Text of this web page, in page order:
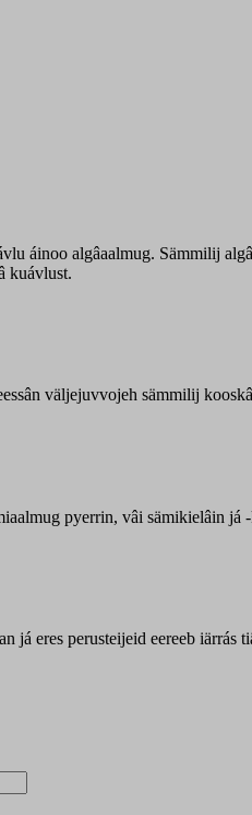
áinoo algâaalmug. Sämmilij
kuávlust.
väljejuvvojeh sämmilij
pyerrin, vâi sämikielâin
já eres perusteijeid eereeb iärrás